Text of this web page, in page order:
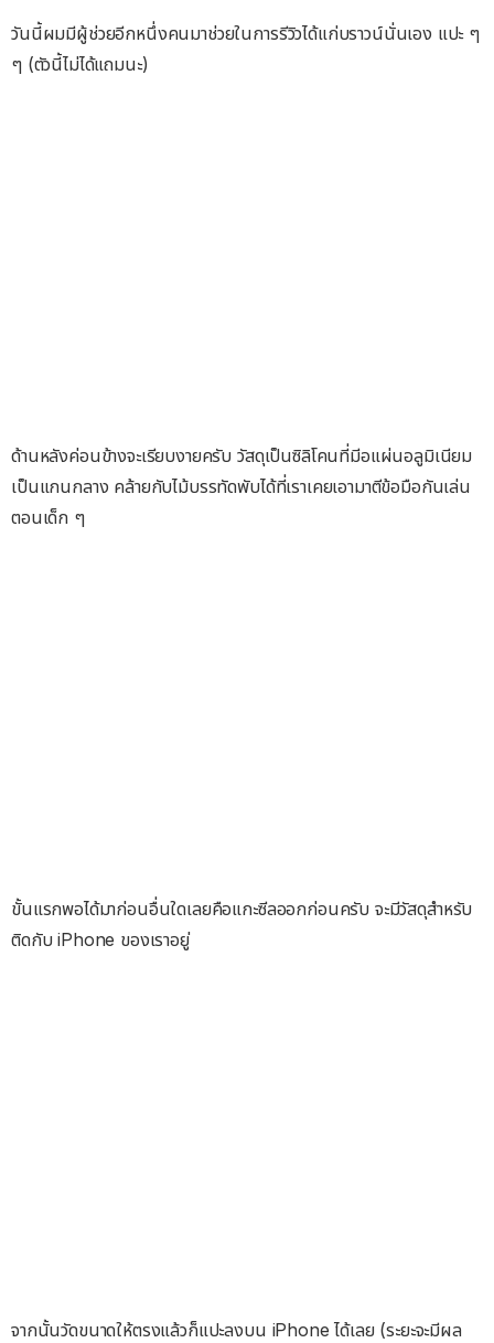
วันนี้ผมมีผู้ช่วยอีกหนึ่งคนมาช่วยในการรีวิวได้แก่บราวน์นั่นเอง แปะ ๆ
ๆ (ตัวนี้ไม่ได้แถมนะ)
ด้านหลังค่อนข้างจะเรียบงายครับ วัสดุเป็นซิลิโคนที่มีอแผ่นอลูมิเนียม
เป็นแกนกลาง คล้ายกับไม้บรรทัดพับได้ที่เราเคยเอามาตีข้อมือกันเล่น
ตอนเด็ก ๆ
ขั้นแรกพอได้มาก่อนอื่นใดเลยคือแกะซีลออกก่อนครับ จะมีวัสดุสำหรับ
ติดกับ iPhone ของเราอยู่
จากนั้นวัดขนาดให้ตรงแล้วก็แปะลงบน iPhone ได้เลย (ระยะจะมีผล